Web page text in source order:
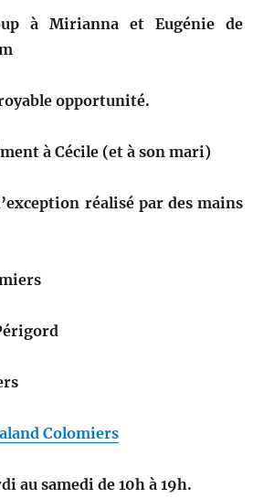
à Mirianna et Eugénie de
opportunité.
à Cécile (et à son mari)
réalisé par des mains
Colomiers
au samedi de 10h à 19h.